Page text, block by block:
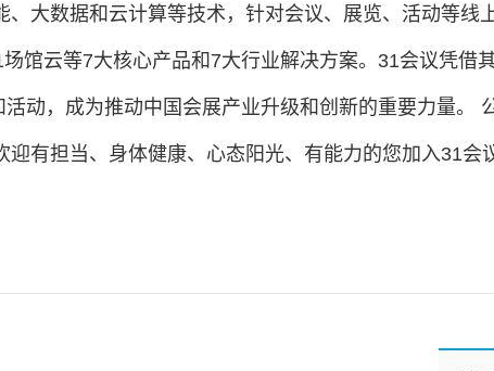
大数据和云计算等技术，针对会议、展览、活动等线
馆云等7大核心产品和7大行业解决方案。31会议凭借
动，成为推动中国会展产业升级和创新的重要力量。
有担当、身体健康、心态阳光、有能力的您加入31会